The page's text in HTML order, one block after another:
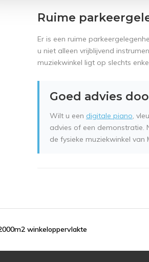
Ruime
Er is een ruime
u niet alleen vrijblijvend
muziekwinkel ligt op slechts
Goed advies
Wilt u een digitale piano,
advies of een demonstratie.
de fysieke muziekwinkel van
winkeloppervlakte